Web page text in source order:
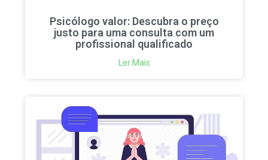
Psicólogo valor: Descubra o preço
justo para uma consulta com um
profissional qualificado
Ler Mais